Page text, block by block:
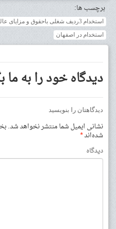
برچسب ها:
استخدام 3ردیف شغلی باحقوق و مزایای عالی در لبنیات صباح/اصفهان
استخدام در اصفهان
دیدگاه خود را به ما
دیدگاهتان را بنویسید
نشانی ایمیل شما منتشر نخواهد شد.
شده‌اند*
دیدگاه